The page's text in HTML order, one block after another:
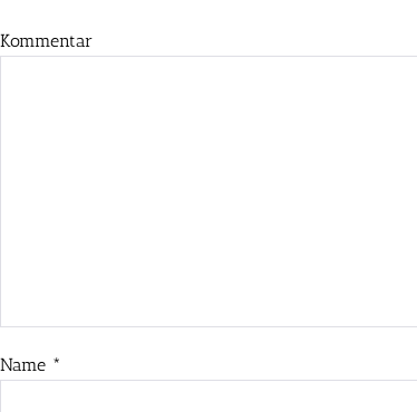
Kommentar
Name *